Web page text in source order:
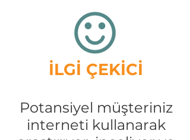
İLGİ ÇEKİCİ
Potansiyel müşteriniz
interneti kullanarak